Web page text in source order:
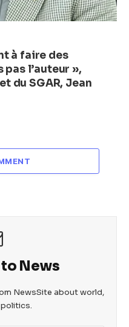
à faire des
pas l’auteur »,
du SGAR, Jean
News
NewsSite about world,